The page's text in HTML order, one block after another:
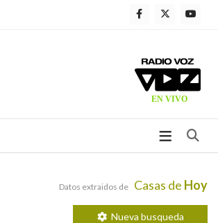
Datos extraidos de Casas de Hoy
Nueva busqueda